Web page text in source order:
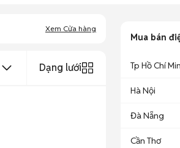
Xem Cửa hàng
Dạng lưới
Mua bán
Tp Hồ Chí
Hà Nội
Đà Nẵng
Cần Thơ